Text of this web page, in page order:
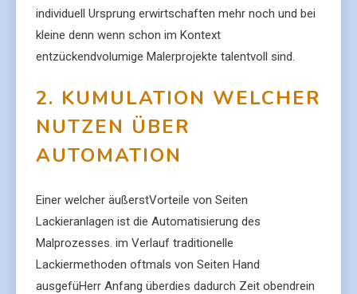
individuell Ursprung erwirtschaften mehr noch und bei
kleine denn wenn schon im Kontext
entzückendvolumige Malerprojekte talentvoll sind.
2. KUMULATION WELCHER
NUTZEN ÜBER
AUTOMATION
Einer welcher äußerstVorteile von Seiten
Lackieranlagen ist die Automatisierung des
Malprozesses. im Verlauf traditionelle
Lackiermethoden oftmals von Seiten Hand
ausgefüHerr Anfang überdies dadurch Zeit obendrein